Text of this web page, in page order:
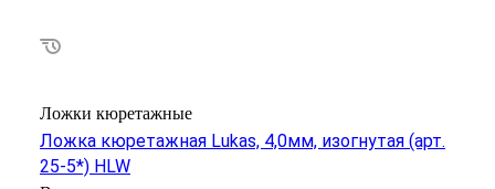
Ложки кюретажные
Ложка кюретажная Lukas, 4,0мм, изогнутая (арт.
25-5*) HLW